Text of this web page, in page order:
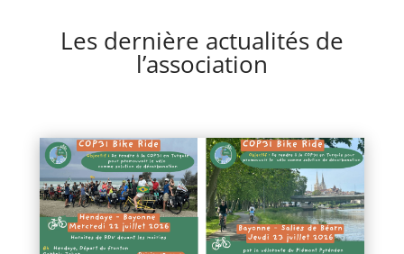
Les dernière actualités de
l’association